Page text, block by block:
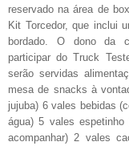
reservado na área de
Kit Torcedor, que inclui
bordado. O dono da
participar do Truck
serão servidas
mesa de snacks à
jujuba) 6 vales bebidas
água) 5 vales espetinho
acompanhar) 2 vales